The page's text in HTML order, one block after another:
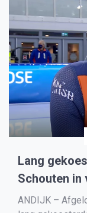
Lang
Schouten in
aan de
ANDIJK –